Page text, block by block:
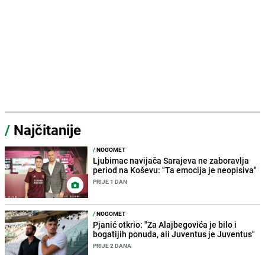
/ Najčitanije
/NOGOMET
Ljubimac navijača Sarajeva ne zaboravlja
period na Koševu: "Ta emocija je neopisiva"
PRIJE 1 DAN
/NOGOMET
Pjanić otkrio: "Za Alajbegovića je bilo i
bogatijih ponuda, ali Juventus je Juventus"
PRIJE 2 DANA